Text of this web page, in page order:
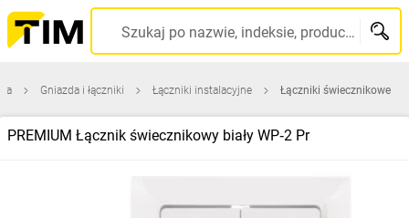
Szukaj po nazwie, indeksie, producencie, kodzie kreskowym...
Gniazda i łączniki Łączniki instalacyjne Łączniki świecznikowe
PREMIUM Łącznik świecznikowy biały WP‑2 Pr